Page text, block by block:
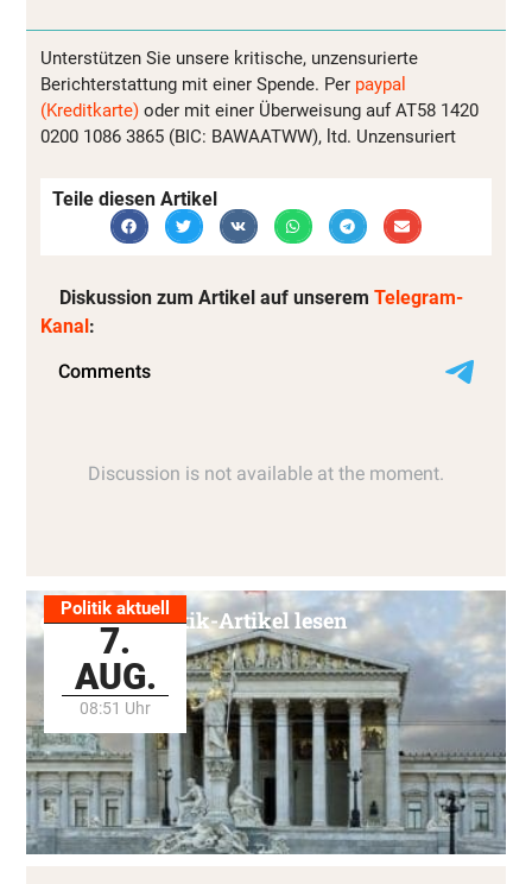
Unterstützen Sie unsere kritische, unzensurierte
Berichterstattung mit einer Spende. Per paypal
(Kreditkarte) oder mit einer Überweisung auf AT58 1420
0200 1086 3865 (BIC: BAWAATWW), ltd. Unzensuriert
Teile diesen Artikel
Diskussion zum Artikel auf unserem Telegram-
Kanal:
Politik aktuell
7.
AUG.
08:51 Uhr
Alle Politik-Artikel lesen